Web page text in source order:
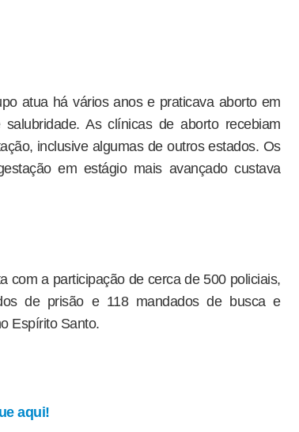
atua há vários anos e praticava aborto em
As clínicas de aborto recebiam
inclusive algumas de outros estados. Os
em estágio mais avançado custava
com a participação de cerca de 500 policiais,
de prisão e 118 mandados de busca e
Espírito Santo.
aqui!